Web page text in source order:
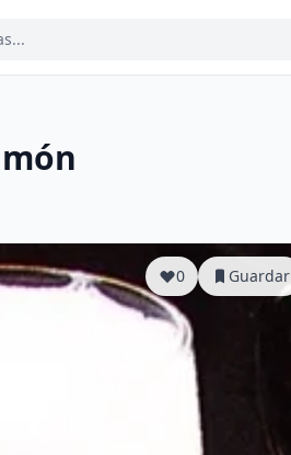
0 Guardar